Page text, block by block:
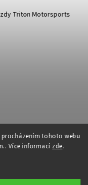
tohoto webu
Více informací zde.
Triton Motorsports